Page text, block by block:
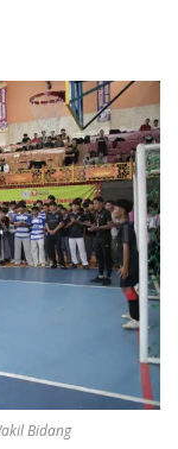
Bidang